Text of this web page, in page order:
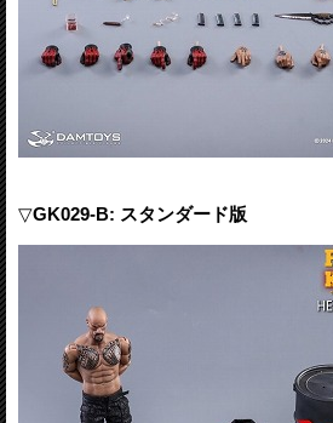
▽GK029-B: スタンダード版